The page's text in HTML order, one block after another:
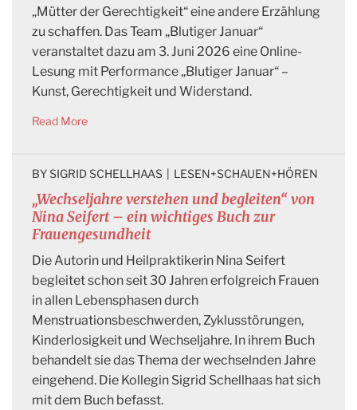
„Mütter der Gerechtigkeit“ eine andere Erzählung
zu schaffen. Das Team „Blutiger Januar“
veranstaltet dazu am 3. Juni 2026 eine Online-
Lesung mit Performance „Blutiger Januar“ –
Kunst, Gerechtigkeit und Widerstand.
Read More
„Wechseljahre verstehen und begleiten“ von
Nina Seifert – ein wichtiges Buch zur
Frauengesundheit
BY SIGRID SCHELLHAAS LESEN+SCHAUEN+HÖREN
Die Autorin und Heilpraktikerin Nina Seifert
begleitet schon seit 30 Jahren erfolgreich Frauen
in allen Lebensphasen durch
Menstruationsbeschwerden, Zyklusstörungen,
Kinderlosigkeit und Wechseljahre. In ihrem Buch
behandelt sie das Thema der wechselnden Jahre
eingehend. Die Kollegin Sigrid Schellhaas hat sich
mit dem Buch befasst.